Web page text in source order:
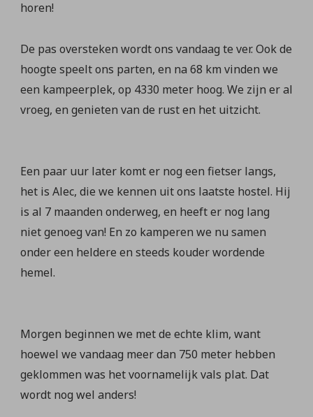
horen!
De pas oversteken wordt ons vandaag te ver. Ook de
hoogte speelt ons parten, en na 68 km vinden we
een kampeerplek, op 4330 meter hoog. We zijn er al
vroeg, en genieten van de rust en het uitzicht.
Een paar uur later komt er nog een fietser langs,
het is Alec, die we kennen uit ons laatste hostel. Hij
is al 7 maanden onderweg, en heeft er nog lang
niet genoeg van! En zo kamperen we nu samen
onder een heldere en steeds kouder wordende
hemel.
Morgen beginnen we met de echte klim, want
hoewel we vandaag meer dan 750 meter hebben
geklommen was het voornamelijk vals plat. Dat
wordt nog wel anders!